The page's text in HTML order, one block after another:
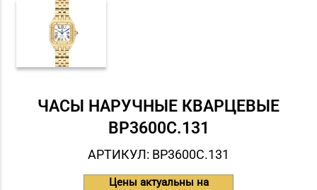
ЧАСЫ НАРУЧНЫЕ КВАРЦЕВЫЕ
BP3600C.131
АРТИКУЛ: BP3600C.131
Цены актуальны на